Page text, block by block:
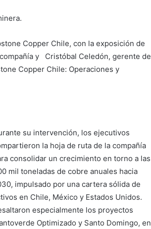
Copper Chile, con la exposición de
y Cristóbal Celedón, gerente de
Copper Chile: Operaciones y
su intervención, los ejecutivos
la hoja de ruta de la compañía
consolidar un crecimiento en torno a las
mil toneladas de cobre anuales hacia
impulsado por una cartera sólida de
en Chile, México y Estados Unidos.
especialmente los proyectos
Optimizado y Santo Domingo, en